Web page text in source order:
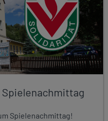
Spielenachmittag
Spielenachmittag!